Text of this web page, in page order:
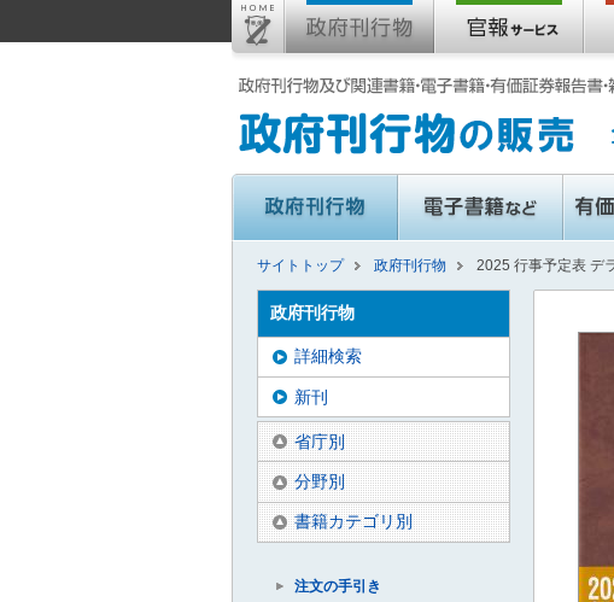
サイトトップ 政府刊行物 2025 行事予定表 デ
政府刊行物
詳細検索
新刊
省庁別
分野別
書籍カテゴリ別
注文の手引き